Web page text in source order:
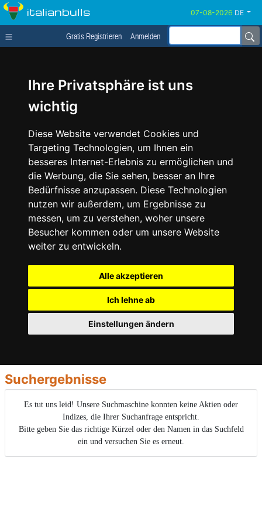
Ihre Privatsphäre ist uns
wichtig
Diese Website verwendet Cookies und
Targeting Technologien, um Ihnen ein
besseres Internet-Erlebnis zu ermöglichen und
die Werbung, die Sie sehen, besser an Ihre
Bedürfnisse anzupassen. Diese Technologien
nutzen wir außerdem, um Ergebnisse zu
messen, um zu verstehen, woher unsere
Besucher kommen oder um unsere Website
weiter zu entwickeln.
Alle akzeptieren
Ich lehne ab
Einstellungen ändern
italianbulls DE
Gratis Registrieren Anmelden
Suchergebnisse
Es tut uns leid! Unsere Suchmaschine konnten keine Aktien oder
Indizes, die Ihrer Suchanfrage entspricht.
Bitte geben Sie das richtige Kürzel oder den Namen in das Suchfeld
ein und versuchen Sie es erneut.